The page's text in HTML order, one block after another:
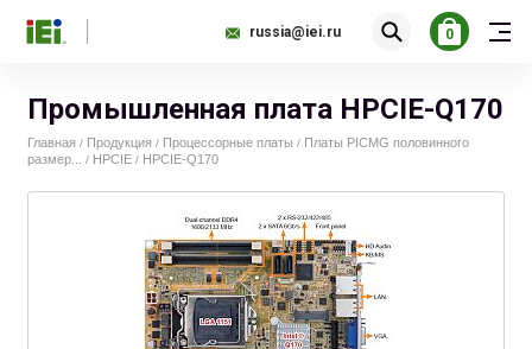
russia@iei.ru 0
Промышленная плата HPCIE-Q170
Главная / Продукция / Процессорные платы / Платы PICMG половинного
размер...
/ HPCIE / HPCIE-Q170